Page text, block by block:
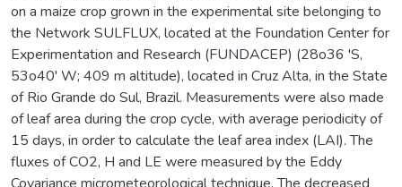
on a maize crop grown in the experimental site belonging to
the Network SULFLUX, located at the Foundation Center for
Experimentation and Research (FUNDACEP) (28o36 'S,
53o40' W; 409 m altitude), located in Cruz Alta, in the State
of Rio Grande do Sul, Brazil. Measurements were also made
of leaf area during the crop cycle, with average periodicity of
15 days, in order to calculate the leaf area index (LAI). The
fluxes of CO2, H and LE were measured by the Eddy